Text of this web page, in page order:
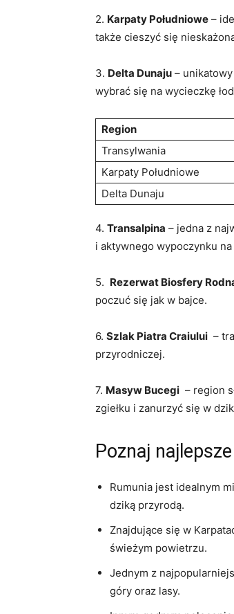
2. Karpaty ⁢Południowe –
także cieszyć się
3. Delta Dunaju –
wybrać się ⁣na wycieczkę
Region
Transylwania
Karpaty Południowe
Delta Dunaju
4. Transalpina – jedna z
i aktywnego wypoczynku
5. ⁣ Rezerwat Biosfery
poczuć⁤ się jak w bajce.
6. Szlak Piatra Craiului
–
przyrodniczej.
7. Masyw ⁣Bucegi
– region
zgiełku i zanurzyć się w‍
Poznaj
Rumunia jest idealnym
dziką ‌przyrodą.
Znajdujące się ‍w
świeżym powietrzu.
Jednym z
góry oraz lasy.